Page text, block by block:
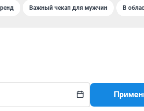
Важный чекап для мужчин В